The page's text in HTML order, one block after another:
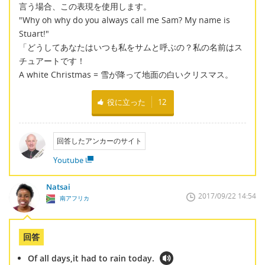
言う場合、この表現を使用します。
"Why oh why do you always call me Sam? My name is
Stuart!"
「どうしてあなたはいつも私をサムと呼ぶの？私の名前はス
チュアートです！
A white Christmas = 雪が降って地面の白いクリスマス。
役に立った 12
回答したアンカーのサイト
Youtube
Natsai
南アフリカ 2017/09/22 14:54
回答
Of all days,it had to rain today.